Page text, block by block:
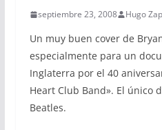
septiembre 23, 2008 Hugo
Un muy buen cover de
especialmente para un
Inglaterra por el 40
Heart Club Band». El único
Beatles.